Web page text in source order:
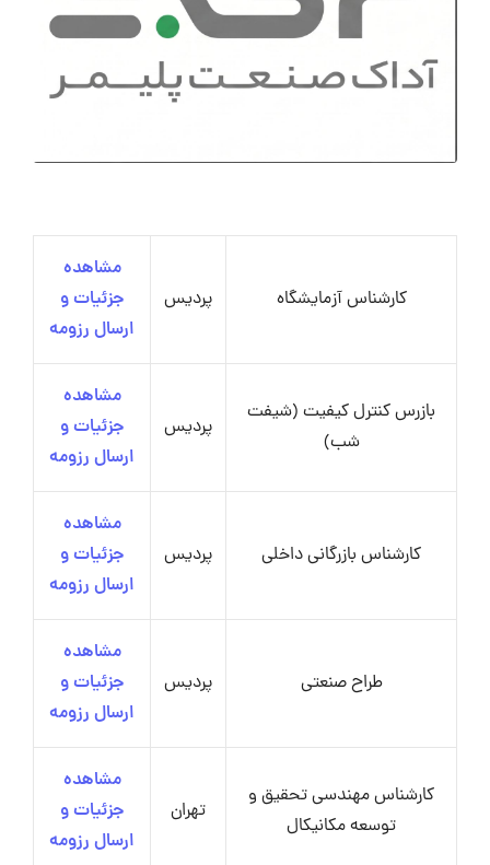
کارشناس آزمایشگاه پردیس
مشاهده
جزئیات و
ارسال رزومه
بازرس کنترل کیفیت (شیفت
شب)
پردیس
مشاهده
جزئیات و
ارسال رزومه
کارشناس بازرگانی داخلی پردیس
مشاهده
جزئیات و
ارسال رزومه
طراح صنعتی پردیس
مشاهده
جزئیات و
ارسال رزومه
کارشناس مهندسی تحقیق و
توسعه مکانیکال
تهران
مشاهده
جزئیات و
ارسال رزومه